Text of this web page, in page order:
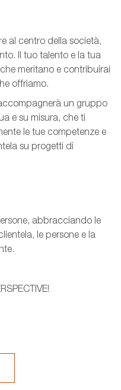
al centro della società,
Il tuo talento e la tua
meritano e contribuirai
offriamo.
un gruppo
e su misura, che ti
le tue competenze e
su progetti di
abbracciando le
le persone e la